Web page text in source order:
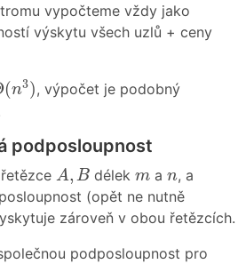
vypočteme vždy jako
výskytu všech uzlů + ceny
(n3)
( 3) , výpočet je podobný
podposloupnost
A, B
A B délekm
m an
n, a
(opět ne nutně
zároveň v obou řetězcích.
podposloupnost pro